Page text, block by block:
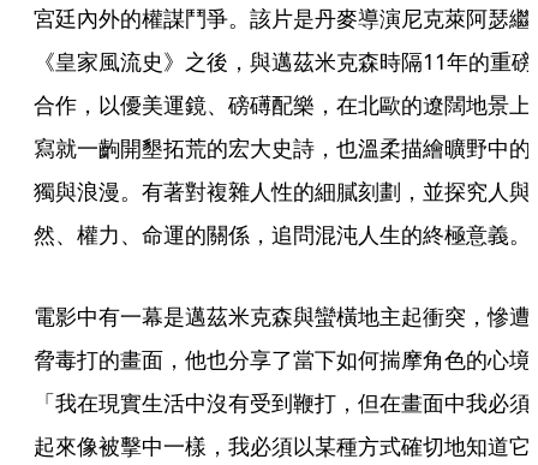
宮廷內外的權謀鬥爭。該片是丹麥導演尼克萊阿瑟繼
《皇家風流史》之後，與邁茲米克森時隔11年的重磅
合作，以優美運鏡、磅礡配樂，在北歐的遼闊地景上
寫就一齣開墾拓荒的宏大史詩，也溫柔描繪曠野中的
獨與浪漫。有著對複雜人性的細膩刻劃，並探究人與
然、權力、命運的關係，追問混沌人生的終極意義。
電影中有一幕是邁茲米克森與蠻橫地主起衝突，慘遭
脅毒打的畫面，他也分享了當下如何揣摩角色的心境
「我在現實生活中沒有受到鞭打，但在畫面中我必須
起來像被擊中一樣，我必須以某種方式確切地知道它